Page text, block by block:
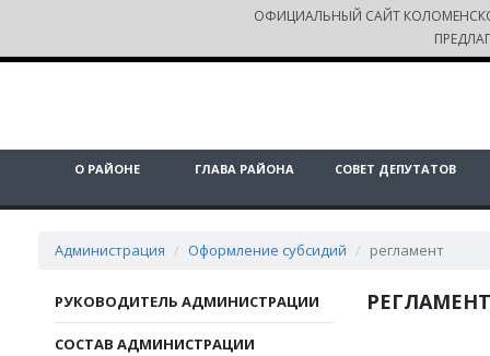
ОФИЦИАЛЬНЫЙ САЙТ
О РАЙОНЕ ГЛАВА РАЙОНА СОВЕТ ДЕПУТАТОВ
Администрация Оформление субсидий регламент
РУКОВОДИТЕЛЬ АДМИНИСТРАЦИИ
СОСТАВ АДМИНИСТРАЦИИ
РЕГЛАМЕНТ